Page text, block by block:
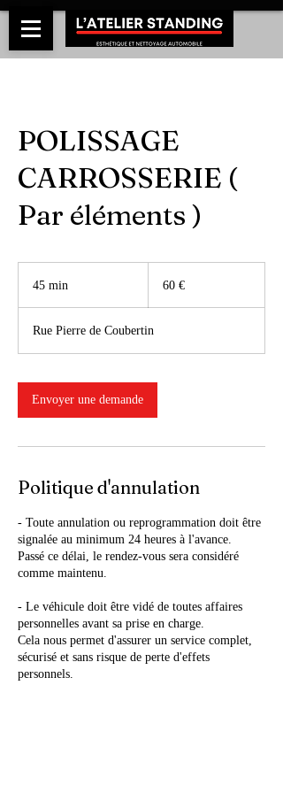
POLISSAGE
CARROSSERIE (
Par éléments )
45 min
i
n
60 €
Rue Pierre de Coubertin
Envoyer une demande
Politique d'annulation
- Toute annulation ou reprogrammation doit être
signalée au minimum 24 heures à l'avance.
Passé ce délai, le rendez-vous sera considéré
comme maintenu.
- Le véhicule doit être vidé de toutes affaires
personnelles avant sa prise en charge.
Cela nous permet d'assurer un service complet,
sécurisé et sans risque de perte d'effets
personnels.